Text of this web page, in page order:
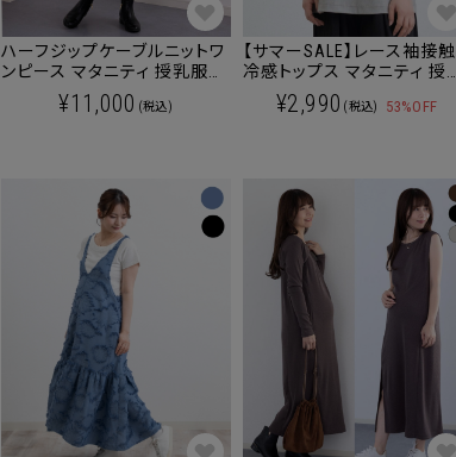
ハーフジップケーブルニットワ
ンピース マタニティ 授乳服
産後も使える
¥11,000 (税込)
【サマーSALE】レース袖接触
冷感トップス マタニティ 授乳
服 産後も使える
¥2,990 (税込) 53%OFF